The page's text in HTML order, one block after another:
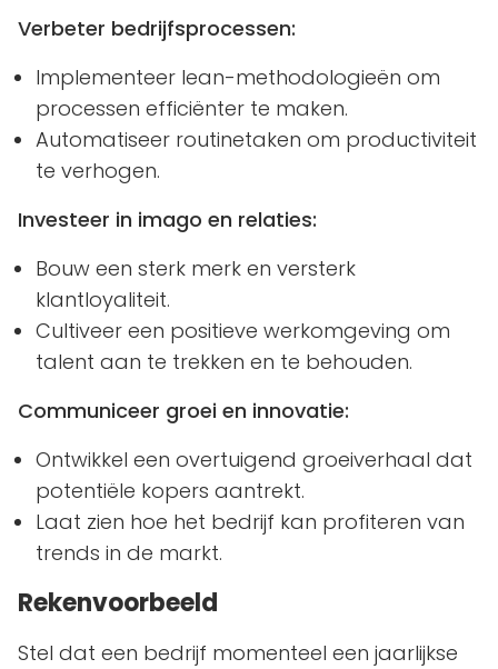
Verbeter bedrijfsprocessen:
Implementeer lean-methodologieën om
processen efficiënter te maken.
Automatiseer routinetaken om productiviteit
te verhogen.
Investeer in imago en relaties:
Bouw een sterk merk en versterk
klantloyaliteit.
Cultiveer een positieve werkomgeving om
talent aan te trekken en te behouden.
Communiceer groei en innovatie:
Ontwikkel een overtuigend groeiverhaal dat
potentiële kopers aantrekt.
Laat zien hoe het bedrijf kan profiteren van
trends in de markt.
Rekenvoorbeeld
Stel dat een bedrijf momenteel een jaarlijkse